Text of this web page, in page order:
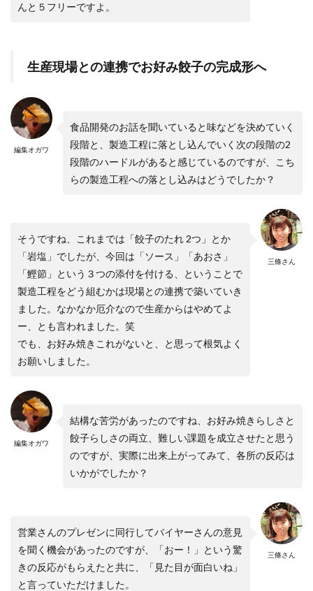
んと５フリーですよ。
生産現場との連携でお好み餃子の完成形へ
編集オガワ
食品開発のお話を聞いていると味などを決めていく
段階と、製造工程に落とし込んでいく次の段階の2
段階のハードルがあると感じているのですが、こち
らの製造工程への落とし込みはどうでしたか？
三條さん
そうですね、これまでは「餃子のたれ 2つ」とか
「岩塩」でしたが、今回は「ソース」「あおさ」
「鰹節」という３つの添付を付ける、ということで
製造工程をどう組むかは現場との連携で築いていき
ました。なかなか厄介なので生産からはやめてよ
ー、とも言われました。笑
でも、お好み焼きこれがないと、と思って根気よく
お願いしました。
編集オガワ
結構な苦労があったのですね、お好み焼きらしさと
餃子らしさの両立、難しい課題を成立させたと思う
のですが、実際に出来上がってみて、各所の反応は
いかがでしたか？
三條さん
営業さんのプレゼンに同行してバイヤーさんの意見
を聞く機会があったのですが、「おー！」という驚
きの反応がもらえたと共に、「見た目が面白いね」
と言っていただけました。